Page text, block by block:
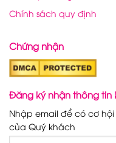
Chính sách quy định
Chứng nhận
Đăng ký nhận thông tin
Nhập email để có cơ
của Quý khách